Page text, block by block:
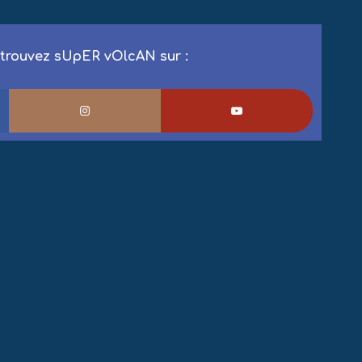
sUpER vOlcAN sur :